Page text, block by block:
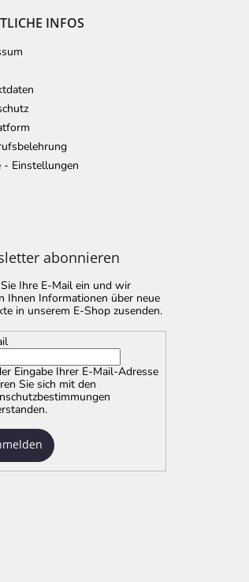
INFOS
- Einstellungen
abonnieren
Ihre E-Mail ein und wir
Ihnen Informationen über neue
in unserem E-Shop zusenden.
Eingabe Ihrer E-Mail-Adresse
Sie sich mitden